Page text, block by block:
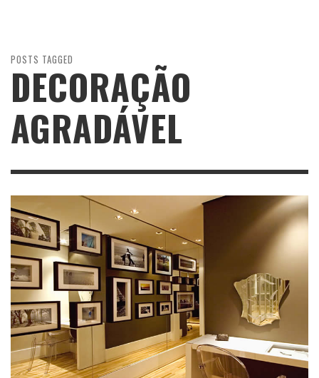
POSTS TAGGED
DECORAÇÃO
AGRADÁVEL